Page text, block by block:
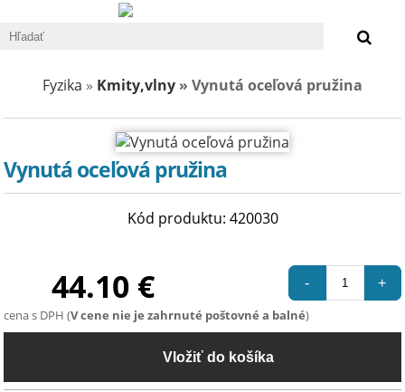
Fyzika » Kmity,vlny » Vynutá oceľová pružina
Vynutá oceľová pružina
Kód produktu: 420030
44.10 € +
-
cena s DPH (V cene nie je zahrnuté poštovné a balné)